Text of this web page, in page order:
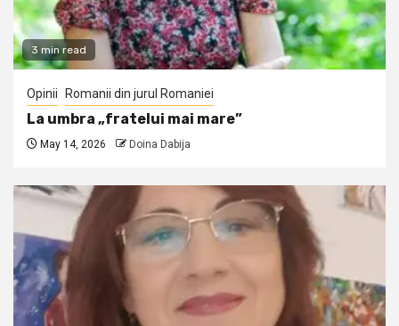
3 min read
Opinii Romanii din jurul Romaniei
La umbra „fratelui mai mare”
May 14, 2026 Doina Dabija